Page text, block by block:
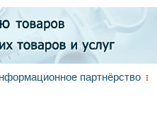
партнёрство